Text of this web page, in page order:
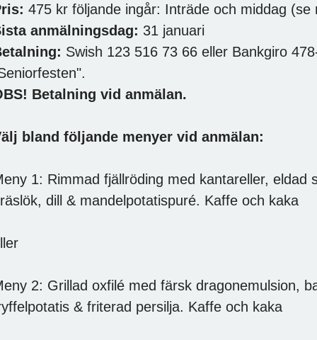
475 kr följande ingår: Inträde och middag (se
anmälningsdag: 31 januari
Swish 123 516 73 66 eller Bankgiro
Betalning vid anmälan.
bland följande menyer vid anmälan:
1: Rimmad fjällröding med kantareller, eldad
dill & mandelpotatispuré. Kaffe och kaka
2: Grillad oxfilé med färsk dragonemulsion,
& friterad persilja. Kaffe och kaka